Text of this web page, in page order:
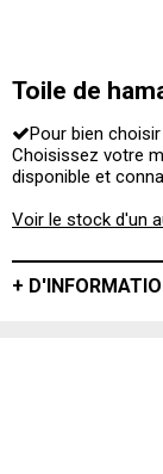
Toile de
Pour bien choisir
Choisissez votre
disponible et
Voir le stock d'un
+